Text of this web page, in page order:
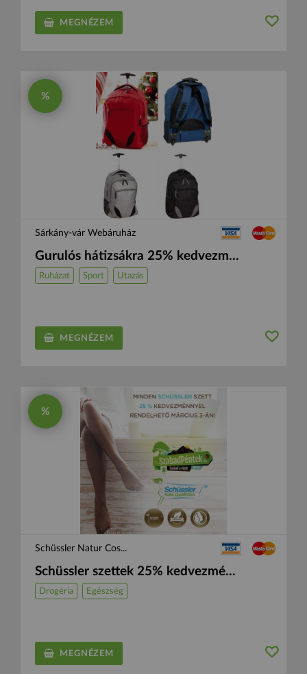
MEGNÉZEM
%
Sárkány-vár Webáruház
Gurulós hátizsákra 25% kedvezm...
Ruházat Sport Utazás
MEGNÉZEM
%
Schüssler Natur Cos...
Schüssler szettek 25% kedvezmé...
Drogéria Egészség
MEGNÉZEM